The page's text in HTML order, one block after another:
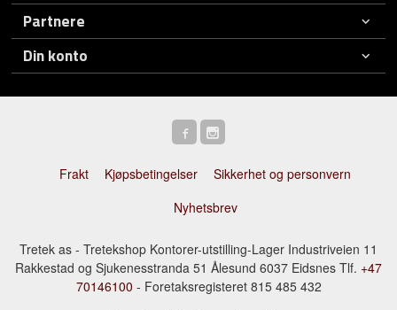
Partnere
Din konto
Frakt Kjøpsbetingelser
Sikkerhet og personvern
Nyhetsbrev
Tretek as - Tretekshop Kontorer-utstilling-Lager Industriveien 11
Rakkestad og Sjukenesstranda 51 Ålesund 6037 Eidsnes Tlf. +47
70146100 - Foretaksregisteret 815 485 432